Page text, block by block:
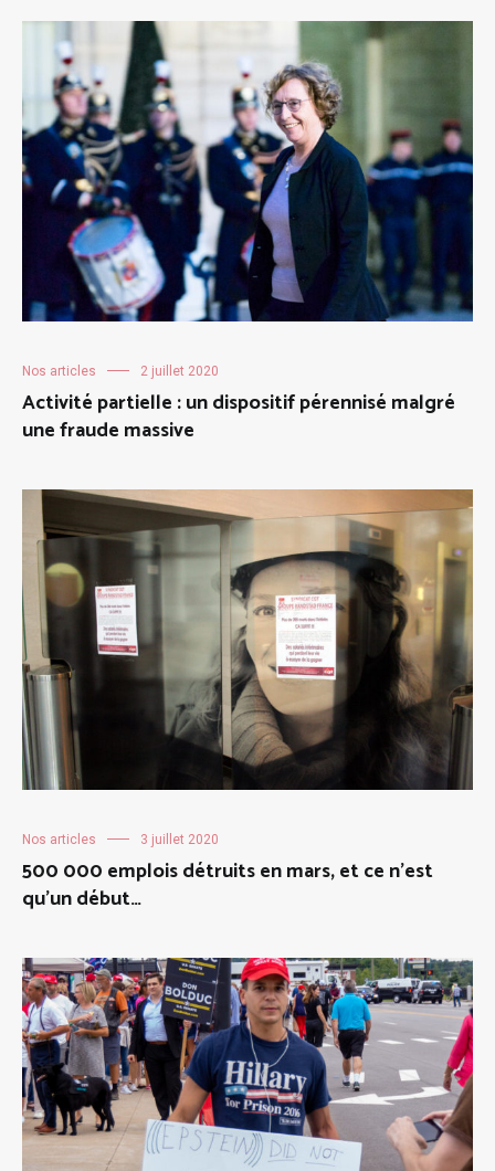
Nos articles 2 juillet 2020
Activité partielle : un dispositif pérennisé malgré
une fraude massive
Nos articles 3 juillet 2020
500 000 emplois détruits en mars, et ce n’est
qu’un début…